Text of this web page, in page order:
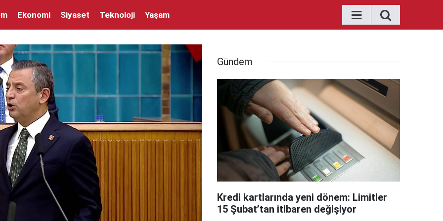
Ekonomi Siyaset Teknoloji Yaşam
Gündem
Kredi kartlarında yeni dönem: Limitler
15 Şubat’tan itibaren değişiyor